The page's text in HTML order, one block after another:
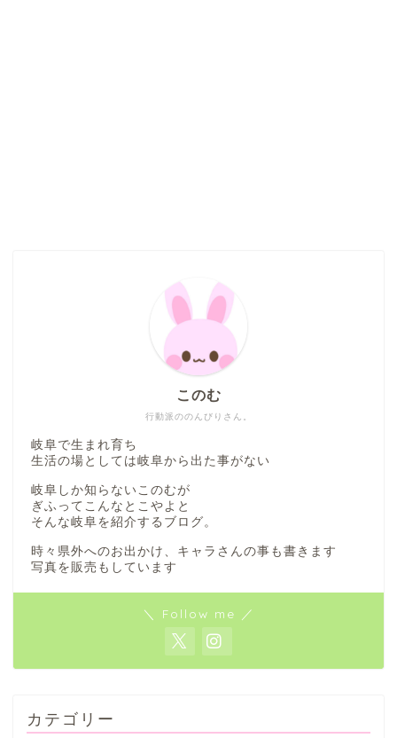
行動派ののんびりさん。
このむ
岐阜で生まれ育ち
生活の場としては岐阜から出た事がない
岐阜しか知らないこのむが
ぎふってこんなとこやよと
そんな岐阜を紹介するブログ。
時々県外へのお出かけ、キャラさんの事も書きます
写真を販売もしています
＼ Follow me ／
カテゴリー